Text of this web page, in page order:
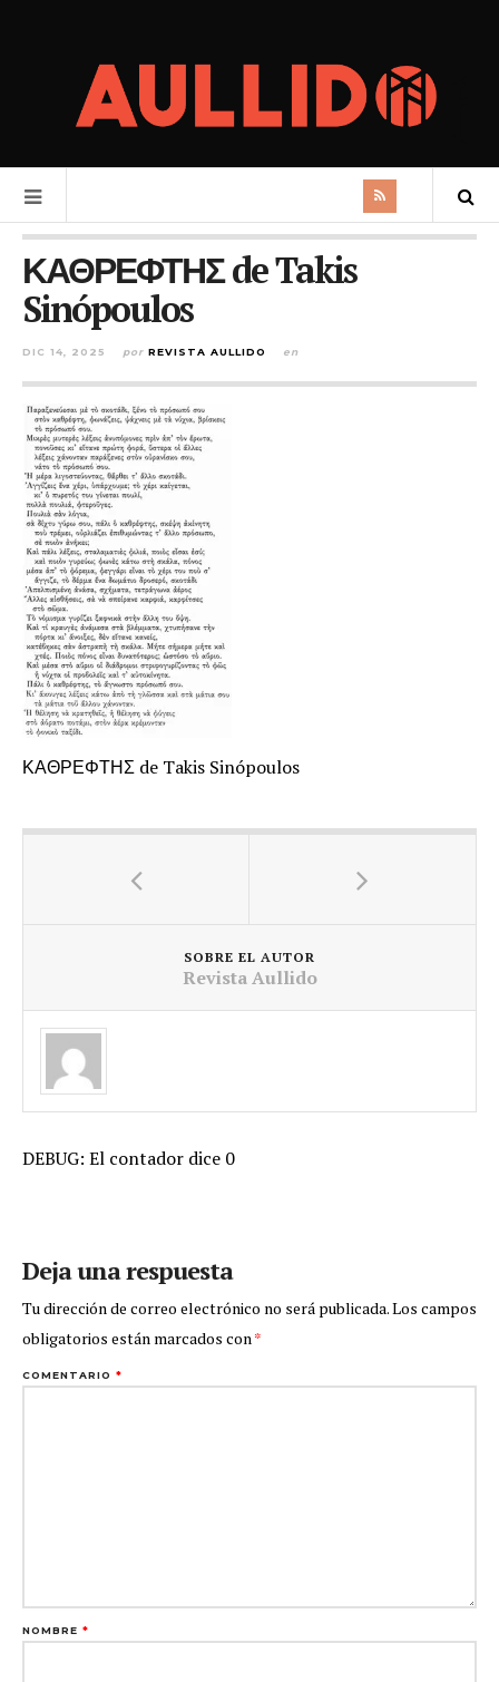
ΚΑΘΡΕΦΤΗΣ de Takis
Sinópoulos
DIC 14, 2025 por REVISTA AULLIDO en
ΚΑΘΡΕΦΤΗΣ de Takis Sinópoulos
SOBRE EL AUTOR
Revista Aullido
DEBUG: El contador dice 0
Deja una respuesta
Tu dirección de correo electrónico no será publicada.Los campos
obligatorios están marcados con*
COMENTARIO *
NOMBRE *